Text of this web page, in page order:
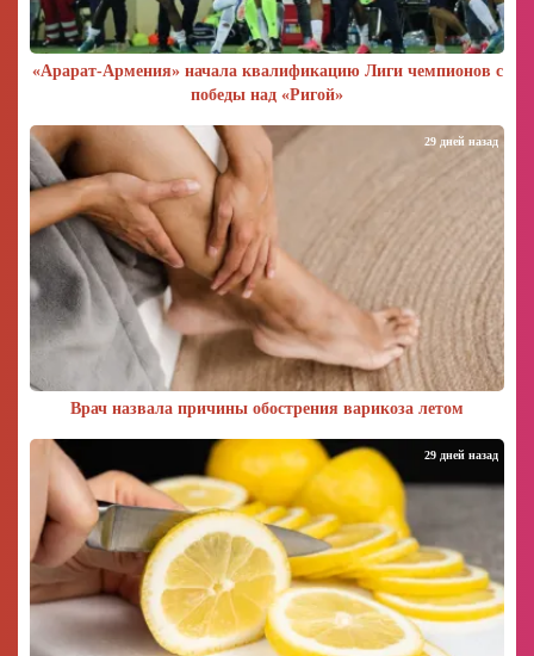
«Арарат‑Армения» начала квалификацию Лиги чемпионов с
победы над «Ригой»
Врач назвала причины обострения варикоза летом
29 дней назад
29 дней назад